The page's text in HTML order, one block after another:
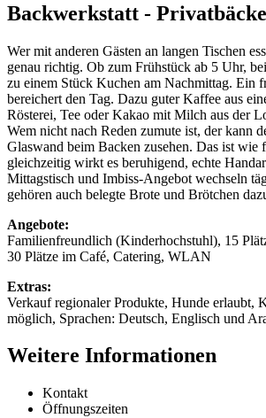
Backwerkstatt -
Wer mit anderen Gästen an langen Tischen
genau richtig. Ob zum Frühstück ab 5 Uhr,
zu einem Stück Kuchen am Nachmittag. Ein
bereichert den Tag. Dazu guter Kaffee aus
Rösterei, Tee oder Kakao mit Milch aus der
Wem nicht nach Reden zumute ist, der kann
Glaswand beim Backen zusehen. Das ist wie
gleichzeitig wirkt es beruhigend, echte
Mittagstisch und Imbiss-Angebot wechseln
gehören auch belegte Brote und Brötchen
Angebote:
Familienfreundlich (Kinderhochstuhl), 15
30 Plätze im Café, Catering, WLAN
Extras:
Verkauf regionaler Produkte, Hunde erlaubt,
möglich, Sprachen: Deutsch, Englisch und
Weitere Informationen
Kontakt
Öffnungszeiten